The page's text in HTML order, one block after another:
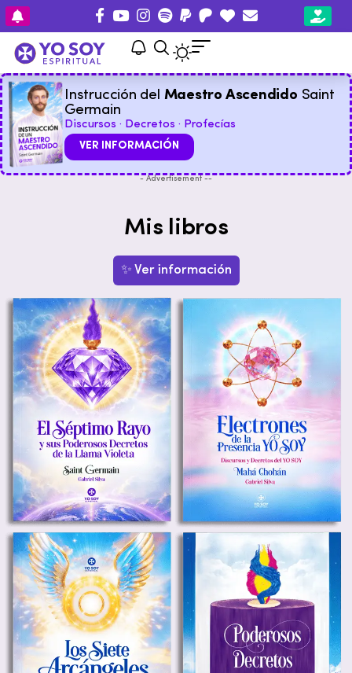
Instrucción del Maestro Ascendido Saint
Germain
Discursos · Decretos · Profecías
VER INFORMACIÓN
- Advertisement --
Mis libros
✨ Ver información